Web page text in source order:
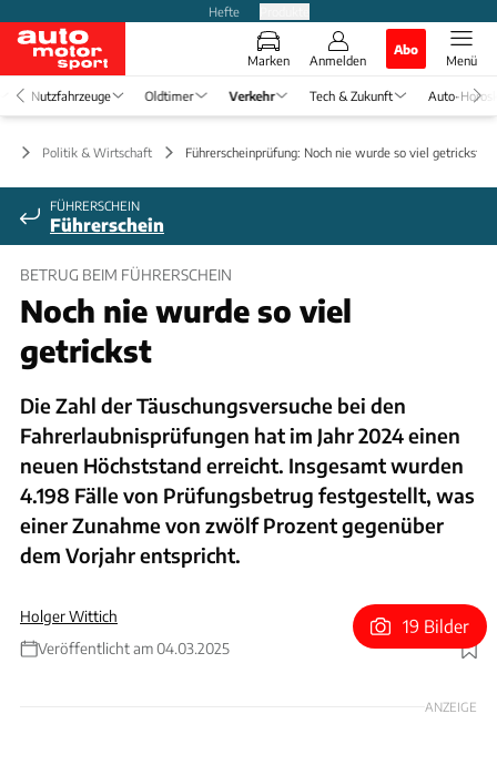
Hefte
Marken Anmelden
Abo
Menü
Nutzfahrzeuge Oldtimer Verkehr Tech & Zukunft Auto-
Politik & Wirtschaft Führerscheinprüfung: Noch nie wurde so viel getrickst
FÜHRERSCHEIN
Führerschein
BETRUG BEIM FÜHRERSCHEIN
Noch nie wurde so viel
getrickst
Die Zahl der Täuschungsversuche bei den
Fahrerlaubnisprüfungen hat im Jahr 2024 einen
neuen Höchststand erreicht. Insgesamt wurden
4.198 Fälle von Prüfungsbetrug festgestellt, was
einer Zunahme von zwölf Prozent gegenüber
dem Vorjahr entspricht.
Holger Wittich
Veröffentlicht am 04.03.2025
Foto: TÜV-Rheinland
19 Bilder
ANZEIGE